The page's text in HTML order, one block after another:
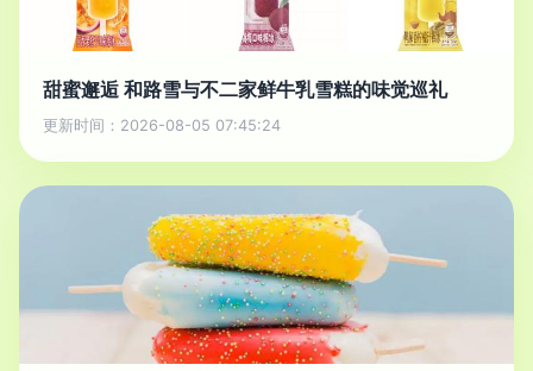
甜蜜邂逅 和路雪与不二家鲜牛乳雪糕的味觉巡礼
更新时间：2026-08-05 07:45:24